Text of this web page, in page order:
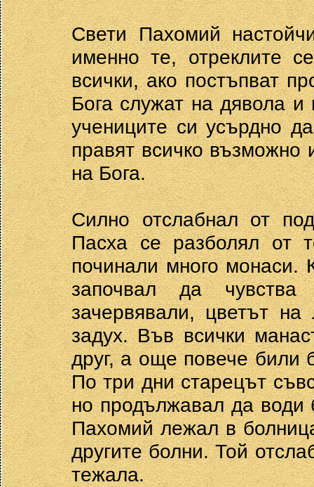
Свети Пахомий
именно те, отреклите
всички, ако постъпват
Бога служат на дявола и
учениците си усърдно
правят всичко възможно
на Бога.
Силно отслабнал от
Пасха се разболял от
починали много монаси.
започвал да
зачервявали, цветът
задух. Във всички
друг, а още повече били
По три дни старецът
но продължавал да води
Пахомий лежал в
другите болни. Той
тежала.